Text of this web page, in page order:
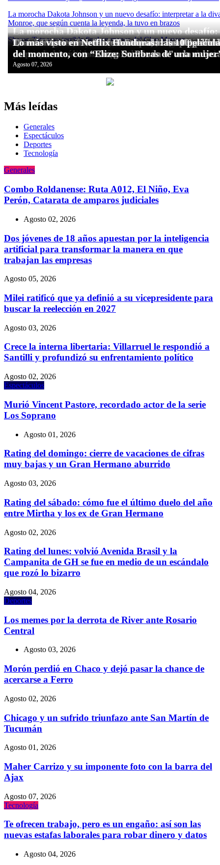
Más leídas
Generales
Espectáculos
Deportes
Tecnologí­a
Generales
Combo Roldanense: Ruta A012, El Niño, Eva
Perón, Catarata de amparos judiciales
Agosto 02, 2026
Dos jóvenes de 18 años apuestan por la inteligencia
artificial para transformar la manera en que
trabajan las empresas
Agosto 05, 2026
Milei ratificó que ya definió a su vicepresidente para
buscar la reelección en 2027
Agosto 03, 2026
Crece la interna libertaria: Villarruel le respondió a
Santilli y profundizó su enfrentamiento político
Agosto 02, 2026
Espectáculos
Murió Vincent Pastore, recordado actor de la serie
Los Soprano
Agosto 01, 2026
Rating del domingo: cierre de vacaciones de cifras
muy bajas y un Gran Hermano aburrido
Agosto 03, 2026
Rating del sábado: cómo fue el último duelo del año
entre Mirtha y los ex de Gran Hermano
Agosto 02, 2026
Rating del lunes: volvió Avenida Brasil y la
Campanita de GH se fue en medio de un escándalo
que rozó lo bizarro
Agosto 04, 2026
Deportes
Los memes por la derrota de River ante Rosario
Central
Agosto 03, 2026
Morón perdió en Chaco y dejó pasar la chance de
acercarse a Ferro
Agosto 02, 2026
Chicago y un sufrido triunfazo ante San Martín de
Tucumán
Agosto 01, 2026
Maher Carrizo y su imponente foto con la barra del
Ajax
Agosto 07, 2026
Tecnologí­a
Te ofrecen trabajo, pero es un engaño: así son las
nuevas estafas laborales para robar dinero y datos
Agosto 04, 2026